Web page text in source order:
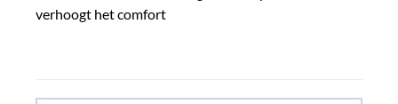
verhoogt het comfort